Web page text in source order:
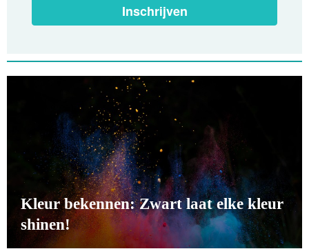
Inschrijven
Kleur bekennen: Zwart laat elke kleur
shinen!